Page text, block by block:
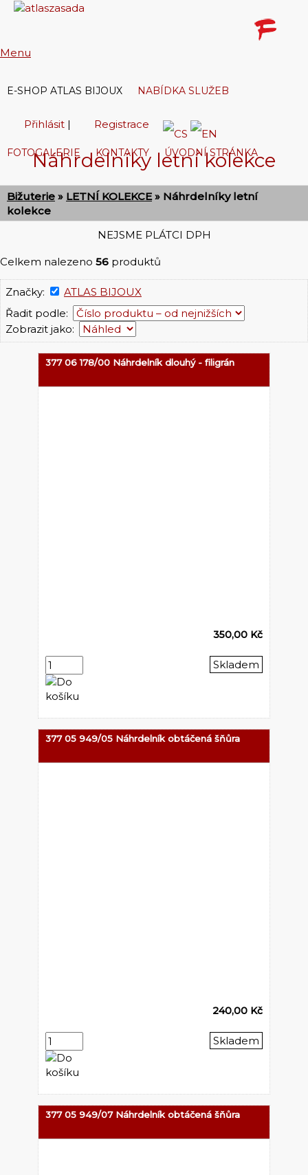
Menu
E-SHOP ATLAS BIJOUX NABÍDKA SLUŽEB
FOTOGALERIE KONTAKTY ÚVODNÍ STRÁNKA
Přihlásit | Registrace
V košíku: 0,00 Kč
Náhrdelníky letní kolekce
Bižuterie » LETNÍ KOLEKCE» Náhrdelníky letní
kolekce
NEJSME PLÁTCI DPH
Celkem nalezeno 56 produktů
Značky:
ATLAS BIJOUX
Řadit podle:
Zobrazit jako:
377 06 178/00 Náhrdelník dlouhý - filigrán
350,00 Kč
Skladem
377 05 949/05 Náhrdelník obtáčená šňůra
240,00 Kč
Skladem
377 05 949/07 Náhrdelník obtáčená šňůra